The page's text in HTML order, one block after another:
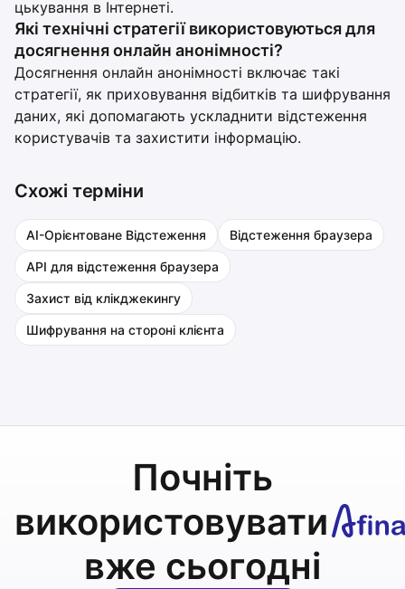
цькування в Інтернеті.
Які технічні стратегії використовуються для
досягнення онлайн анонімності?
Досягнення онлайн анонімності включає такі
стратегії, як приховування відбитків та шифрування
даних, які допомагають ускладнити відстеження
користувачів та захистити інформацію.
Схожі терміни
AI-Орієнтоване Відстеження Відстеження браузера
API для відстеження браузера
Захист від клікджекингу
Шифрування на стороні клієнта
Почніть
використовувати
вже сьогодні